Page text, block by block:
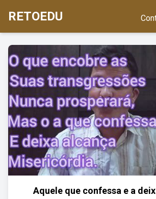
RETOEDU
Aquele que confessa e a